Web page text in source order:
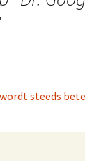
steeds